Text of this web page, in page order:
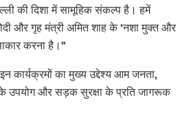
की दिशा में सामूहिक संकल्प है। हमें
और गृह मंत्री अमित शाह के ‘नशा मुक्त और
करना है।”
कार्यक्रमों का मुख्य उद्देश्य आम जनता,
उपयोग और सड़क सुरक्षा के प्रति जागरूक